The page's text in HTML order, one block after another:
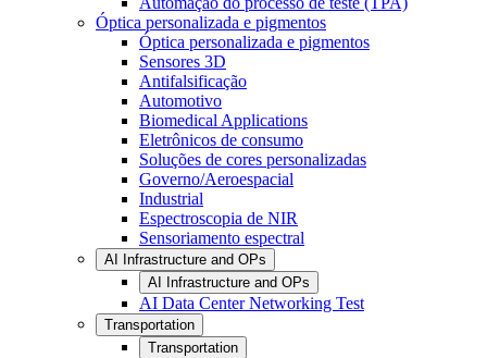
Óptica personalizada e pigmentos
Óptica personalizada e pigmentos
Sensores 3D
Antifalsificação
Automotivo
Biomedical Applications
Eletrônicos de consumo
Soluções de cores personalizadas
Governo/Aeroespacial
Industrial
Espectroscopia de NIR
Sensoriamento espectral
AI Infrastructure and OPs
AI Infrastructure and OPs
AI Data Center Networking Test
Transportation
Transportation